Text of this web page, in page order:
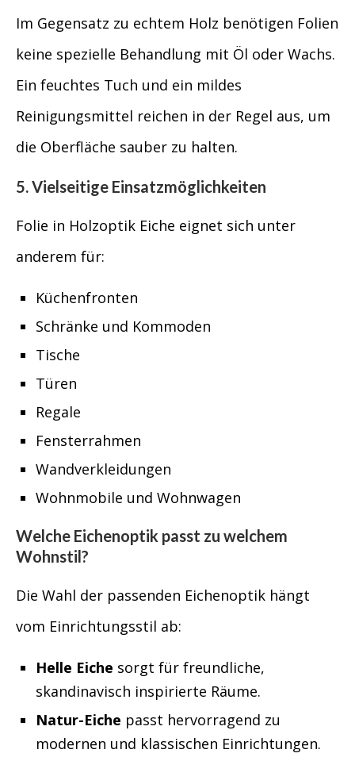
Im Gegensatz zu echtem Holz benötigen Folien
keine spezielle Behandlung mit Öl oder Wachs.
Ein feuchtes Tuch und ein mildes
Reinigungsmittel reichen in der Regel aus, um
die Oberfläche sauber zu halten.
5. Vielseitige Einsatzmöglichkeiten
Folie in Holzoptik Eiche eignet sich unter
anderem für:
Küchenfronten
Schränke und Kommoden
Tische
Türen
Regale
Fensterrahmen
Wandverkleidungen
Wohnmobile und Wohnwagen
Welche Eichenoptik passt zu welchem
Wohnstil?
Die Wahl der passenden Eichenoptik hängt
vom Einrichtungsstil ab:
Helle Eiche sorgt für freundliche,
skandinavisch inspirierte Räume.
Natur-Eiche passt hervorragend zu
modernen und klassischen Einrichtungen.